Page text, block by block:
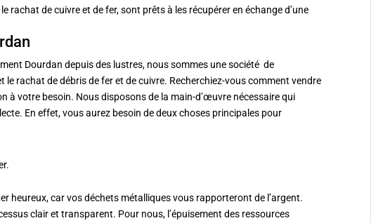
rachat de cuivre et de fer, sont prêts à les récupérer en échange d’une
Dourdan depuis des lustres, nous sommes une société de
rachat de débris de fer et de cuivre. Recherchiez-vous comment vendre
à votre besoin. Nous disposons de la main-d’œuvre nécessaire qui
En effet, vous aurez besoin de deux choses principales pour
heureux, car vos déchets métalliques vous rapporteront de l’argent.
clair et transparent. Pour nous, l’épuisement des ressources